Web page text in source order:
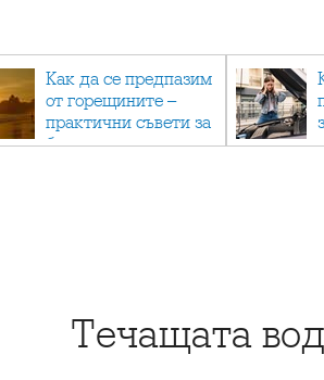
Как да се предпазим
от горещините –
практични съвети за
безопасно лято
Течащата